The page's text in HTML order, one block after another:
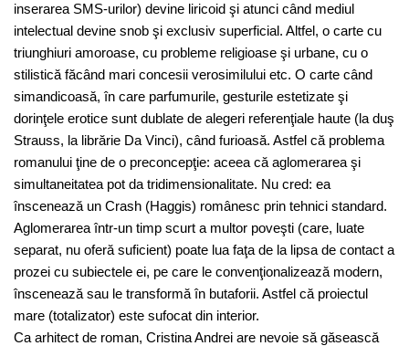
inserarea SMS-urilor) devine liricoid şi atunci când mediul
intelectual devine snob şi exclusiv superficial. Altfel, o carte cu
triunghiuri amoroase, cu probleme religioase şi urbane, cu o
stilistică făcând mari concesii verosimilului etc. O carte când
simandicoasă, în care parfumurile, gesturile estetizate şi
dorinţele erotice sunt dublate de alegeri referenţiale haute (la duş
Strauss, la librărie Da Vinci), când furioasă. Astfel că problema
romanului ţine de o preconcepţie: aceea că aglomerarea şi
simultaneitatea pot da tridimensionalitate. Nu cred: ea
înscenează un Crash (Haggis) românesc prin tehnici standard.
Aglomerarea într-un timp scurt a multor poveşti (care, luate
separat, nu oferă suficient) poate lua faţa de la lipsa de contact a
prozei cu subiectele ei, pe care le convenţionalizează modern,
înscenează sau le transformă în butaforii. Astfel că proiectul
mare (totalizator) este sufocat din interior.
Ca arhitect de roman, Cristina Andrei are nevoie să găsească